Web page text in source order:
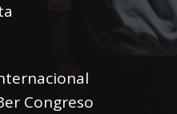
Congreso